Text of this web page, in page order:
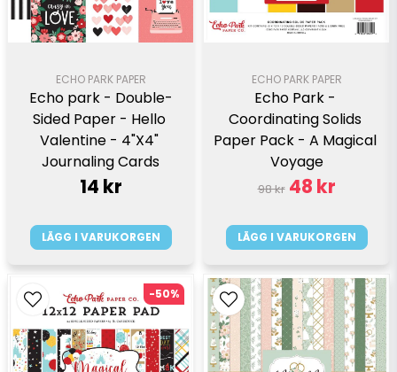
ECHO PARK PAPER
Echo park - Double-
Sided Paper - Hello
Valentine - 4"X4"
Journaling Cards
14 kr
LÄGG I VARUKORGEN
ECHO PARK PAPER
Echo Park -
Coordinating Solids
Paper Pack - A Magical
Voyage
98 kr 48 kr
LÄGG I VARUKORGEN
-50%